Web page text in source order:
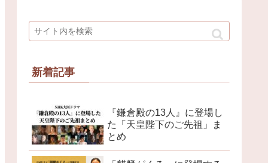
新着記事
『鎌倉殿の13人』に登場し
た「天皇陛下のご先祖」ま
とめ